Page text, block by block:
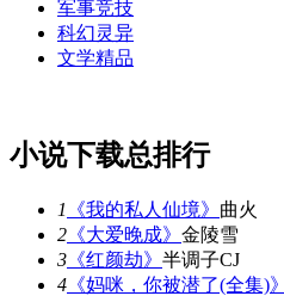
军事竞技
科幻灵异
文学精品
小说下载总排行
1 《我的私人仙境》 曲火
2 《大爱晚成》 金陵雪
3 《红颜劫》 半调子CJ
4 《妈咪，你被潜了(全集)》